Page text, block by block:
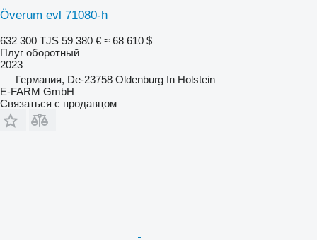
Överum evl 71080-h
632 300 TJS 59 380 € ≈ 68 610 $
Плуг оборотный
2023
Германия, De-23758 Oldenburg In Holstein
E-FARM GmbH
Связаться с продавцом